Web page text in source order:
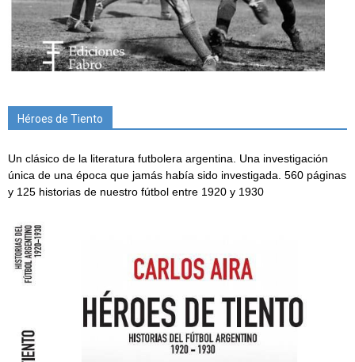
Héroes de Tiento
Un clásico de la literatura futbolera argentina. Una investigación
única de una época que jamás había sido investigada. 560 páginas
y 125 historias de nuestro fútbol entre 1920 y 1930